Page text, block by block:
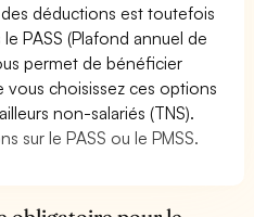
déductions est toutefois
PASS (Plafond annuel de
permet de bénéficier
vous choisissez ces options
non-salariés (TNS).
sur le PASS ou le PMSS.